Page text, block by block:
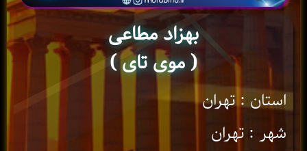
بهزاد مطاعی
( موی تای )
استان : تهران
شهر : تهران